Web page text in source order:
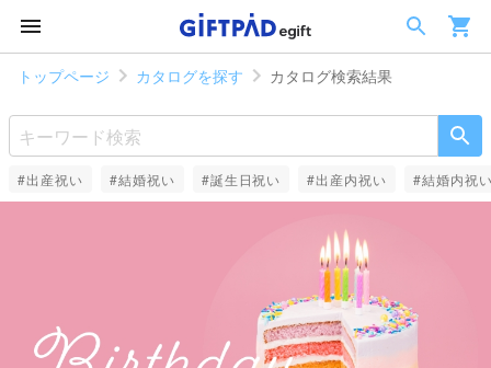
トップページ カタログを探す カタログ検索結果
#出産祝い #結婚祝い #誕生日祝い #出産内祝い #結婚内祝